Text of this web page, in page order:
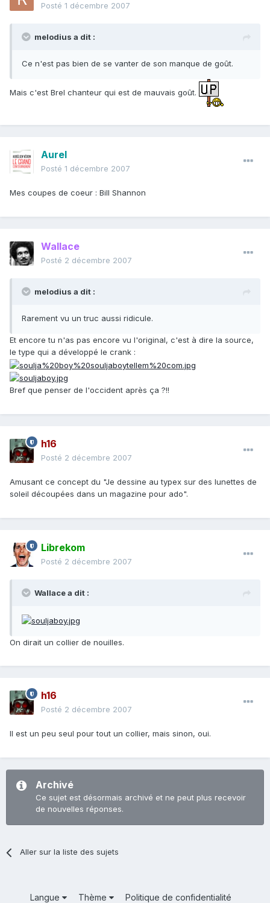
Posté 1 décembre 2007
melodius a dit :
Ce n'est pas bien de se vanter de son manque de goût.
Mais c'est Brel chanteur qui est de mauvais goût.
Aurel
Posté 1 décembre 2007
Mes coupes de coeur : Bill Shannon
Wallace
Posté 2 décembre 2007
melodius a dit :
Rarement vu un truc aussi ridicule.
Et encore tu n'as pas encore vu l'original, c'est à dire la source,
le type qui a développé le crank :
Bref que penser de l'occident après ça ?!!
h16
Posté 2 décembre 2007
Amusant ce concept du "Je dessine au typex sur des lunettes de
soleil découpées dans un magazine pour ado".
Librekom
Posté 2 décembre 2007
Wallace a dit :
On dirait un collier de nouilles.
h16
Posté 2 décembre 2007
Il est un peu seul pour tout un collier, mais sinon, oui.
Archivé
Ce sujet est désormais archivé et ne peut plus recevoir
de nouvelles réponses.
Aller sur la liste des sujets
Langue Thème Politique de confidentialité